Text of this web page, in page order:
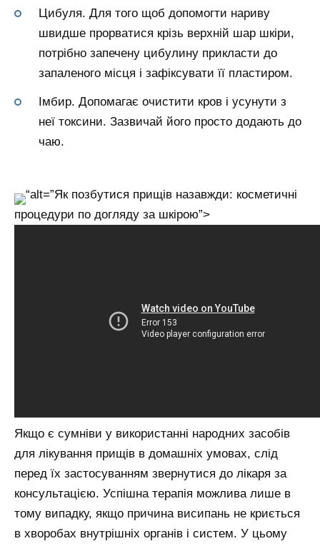
Цибуля. Для того щоб допомогти нариву
швидше прорватися крізь верхній шар шкіри,
потрібно запечену цибулину прикласти до
запаленого місця і зафіксувати її пластиром.
Імбир. Допомагає очистити кров і усунути з
неї токсини. Зазвичай його просто додають до
чаю.
“alt=”Як позбутися прищів назавжди: косметичні
процедури по догляду за шкірою”>
Якщо є сумніви у використанні народних засобів
для лікування прищів в домашніх умовах, слід
перед їх застосуванням звернутися до лікаря за
консультацією. Успішна терапія можлива лише в
тому випадку, якщо причина висипань не криється
в хворобах внутрішніх органів і систем. У цьому